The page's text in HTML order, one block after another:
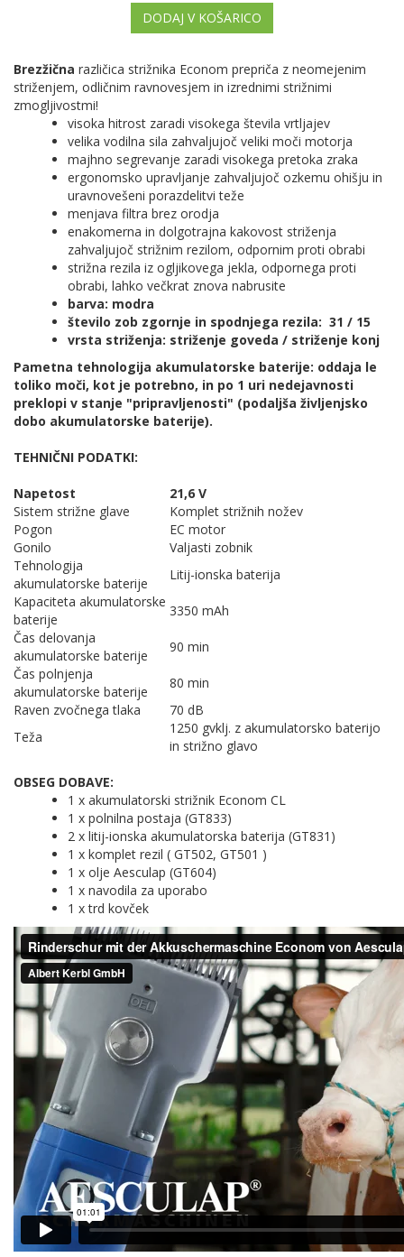
DODAJ V KOŠARICO
Brezžična različica strižnika Econom prepriča z neomejenim
striženjem, odličnim ravnovesjem in izrednimi strižnimi
zmogljivostmi!
visoka hitrost zaradi visokega števila vrtljajev
velika vodilna sila zahvaljujoč veliki moči motorja
majhno segrevanje zaradi visokega pretoka zraka
ergonomsko upravljanje zahvaljujoč ozkemu ohišju in
uravnovešeni porazdelitvi teže
menjava filtra brez orodja
enakomerna in dolgotrajna kakovost striženja
zahvaljujoč strižnim rezilom, odpornim proti obrabi
strižna rezila iz ogljikovega jekla, odpornega proti
obrabi, lahko večkrat znova nabrusite
barva: modra
število zob zgornje in spodnjega rezila: 31 / 15
vrsta striženja: striženje goveda / striženje konj
Pametna tehnologija akumulatorske baterije: oddaja le
toliko moči, kot je potrebno, in po 1 uri nedejavnosti
preklopi v stanje "pripravljenosti" (podaljša življenjsko
dobo akumulatorske baterije).
TEHNIČNI PODATKI:
Napetost
21,6 V
Sistem strižne glave
Komplet strižnih nožev
Pogon
EC motor
Gonilo
Valjasti zobnik
Tehnologija
akumulatorske baterije
Litij-ionska baterija
Kapaciteta akumulatorske
baterije
3350 mAh
Čas delovanja
akumulatorske baterije
90 min
Čas polnjenja
akumulatorske baterije
80 min
Raven zvočnega tlaka
70 dB
Teža
1250 gvklj. z akumulatorsko baterijo
in strižno glavo
OBSEG DOBAVE:
1 x akumulatorski strižnik Econom CL
1 x polnilna postaja (GT833)
2 x litij-ionska akumulatorska baterija (GT831)
1 x komplet rezil ( GT502, GT501 )
1 x olje Aesculap (GT604)
1 x navodila za uporabo
1 x trd kovček